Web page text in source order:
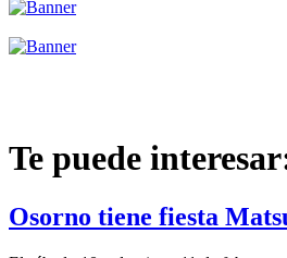
Te puede
Osorno tiene fiesta